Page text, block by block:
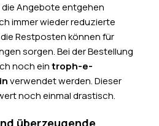
Angebote entgehen
immer wieder reduzierte
Restposten können für
sorgen. Bei der Bestellung
noch eintroph-e-
verwendet werden. Dieser
noch einmal drastisch.
überzeugende